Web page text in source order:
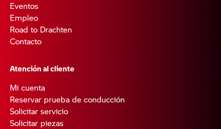
Eventos
Empleo
Road to Drachten
Contacto
Atención al cliente
Mi cuenta
Reservar prueba de conducción
Solicitar servicio
Solicitar piezas